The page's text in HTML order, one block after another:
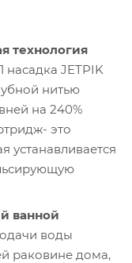
технология
насадка JETPIK
нитью
на 240%
это
устанавливается
ванной
воды
раковине дома,